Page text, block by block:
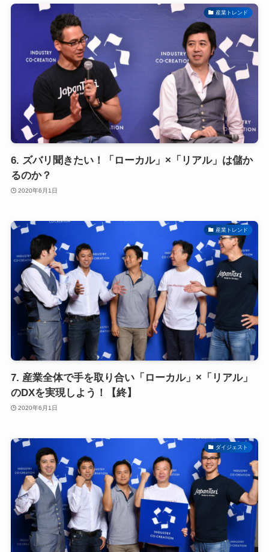
産業トレンド
6. ズバリ聞きたい！「ローカル」×「リアル」は儲か
るのか？
2020年6月1日
産業トレンド
7. 産業全体で手を取り合い「ローカル」×「リアル」
のDXを実現しよう！【終】
2020年6月1日
ダイジェスト